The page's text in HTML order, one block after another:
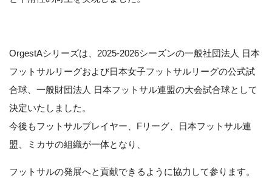
OrgestAシリーズは、2025-2026シーズンの一般社団法人 日本
フットサルリーグおよび日本女子フットサルリーグの公式試
合球、一般財団法人 日本フットサル連盟の大会試合球として
決定いたしました。
今後もフットサルプレイヤー、Fリーグ、日本フットサル連
盟、ミカサの組織が一体となり、
フットサルの発展へと貢献できるように協力して参ります。